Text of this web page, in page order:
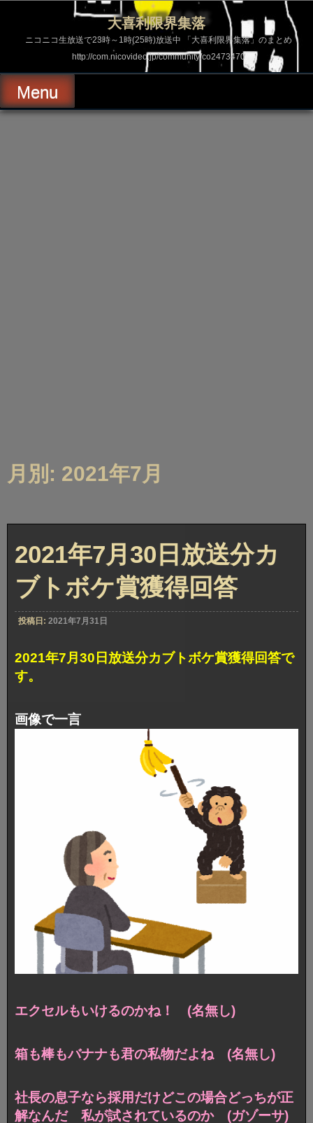
ス
ッ
プ
大喜利限界集落
ニコニコ生放送で23時～1時(25時)放送中 「大喜利限界集落」のまとめ
http://com.nicovideo.jp/community/co2473470
Menu
月別: 2021年7月
2021年7月30日放送分カ
ブトボケ賞獲得回答
投稿日: 2021年7月31日
2021年7月30日放送分カブトボケ賞獲得回答で
す。
画像で一言
エクセルもいけるのかね！ (名無し)
箱も棒もバナナも君の私物だよね (名無し)
社長の息子なら採用だけどこの場合どっちが正
解なんだ 私が試されているのか (ガゾーサ)